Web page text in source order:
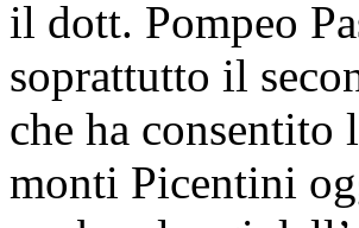
il dott. Pompeo
soprattutto il
che ha consentito
monti Picentini